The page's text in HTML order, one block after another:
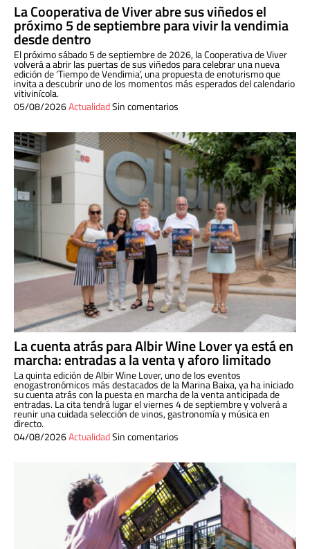
La Cooperativa de Viver abre sus viñedos el
próximo 5 de septiembre para vivir la vendimia
desde dentro
El próximo sábado 5 de septiembre de 2026, la Cooperativa de Viver
volverá a abrir las puertas de sus viñedos para celebrar una nueva
edición de ‘Tiempo de Vendimia’, una propuesta de enoturismo que
invita a descubrir uno de los momentos más esperados del calendario
vitivinícola.
05/08/2026ActualidadSin comentarios
La cuenta atrás para Albir Wine Lover ya está en
marcha: entradas a la venta y aforo limitado
La quinta edición de Albir Wine Lover, uno de los eventos
enogastronómicos más destacados de la Marina Baixa, ya ha iniciado
su cuenta atrás con la puesta en marcha de la venta anticipada de
entradas. La cita tendrá lugar el viernes 4 de septiembre y volverá a
reunir una cuidada selección de vinos, gastronomía y música en
directo.
04/08/2026ActualidadSin comentarios